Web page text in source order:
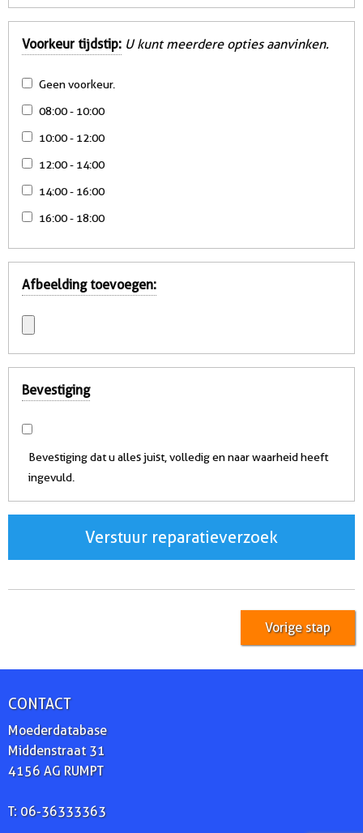
Voorkeur tijdstip: U kunt meerdere opties aanvinken.
Geen voorkeur.
08:00 - 10:00
10:00 - 12:00
12:00 - 14:00
14:00 - 16:00
16:00 - 18:00
Afbeelding toevoegen:
Bevestiging
Bevestiging dat u alles juist, volledig en naar waarheid heeft
ingevuld.
Verstuur reparatieverzoek
Vorige stap
CONTACT
Moederdatabase
Middenstraat 31
4156 AG RUMPT
T: 06-36333363